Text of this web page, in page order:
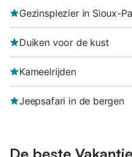
Gezinsplezier in Sioux-
Duiken voor de kust
Kameelrijden
Jeepsafari in de bergen
De beste